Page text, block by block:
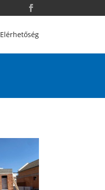
Elérhetőség